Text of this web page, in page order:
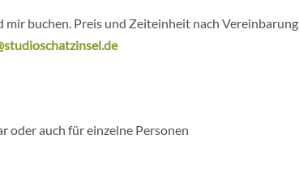
buchen. Preis und Zeiteinheit nach Vereinbarung.
oder auch für einzelne Personen